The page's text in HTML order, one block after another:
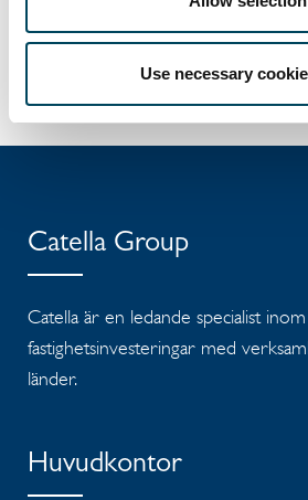
Use necessary
Pressmeddelande
Catella Group
Catella är en ledande specialist inom
fastighetsinvesteringar med
länder.
Huvudkontor